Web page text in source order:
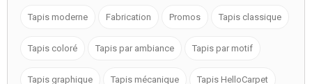
Tapis moderne Fabrication Promos Tapis classique
Tapis coloré Tapis par ambiance Tapis par motif
Tapis graphique Tapis mécanique Tapis HelloCarpet